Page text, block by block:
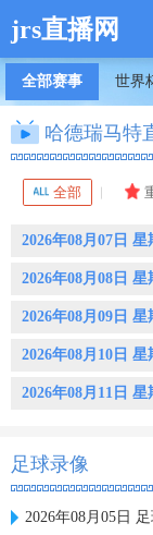
jrs直播网
全部赛事 世界
哈德瑞马特
2026年08月07日 星
2026年08月08日 星
2026年08月09日 星
2026年08月10日 星
2026年08月11日 星
足球录像
2026年08月05日